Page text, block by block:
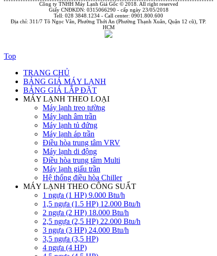
Công ty TNHH Máy Lạnh Giá Gốc © 2018. All right reserved
Giấy CNĐKDN: 0315066290 - cấp ngày 23/05/2018
Tell: 028 3848.1234 - Call center: 0901.800.600
Địa chỉ: 311/7 Tô Ngọc Vân, Phường Thới An (Phường Thạnh Xuân, Quận 12 cũ), TP.
HCM
Top
TRANG CHỦ
BẢNG GIÁ MÁY LẠNH
BẢNG GIÁ LẮP ĐẶT
MÁY LẠNH THEO LOẠI
Máy lạnh treo tường
Máy lạnh âm trần
Máy lạnh tủ đứng
Máy lạnh áp trần
Điều hòa trung tâm VRV
Máy lạnh di động
Điều hòa trung tâm Multi
Máy lạnh giấu trần
Hệ thống điều hòa Chiller
MÁY LẠNH THEO CÔNG SUẤT
1 ngựa (1 HP) 9.000 Btu/h
1,5 ngựa (1.5 HP) 12.000 Btu/h
2 ngựa (2 HP) 18.000 Btu/h
2,5 ngựa (2,5 HP) 22.000 Btu/h
3 ngựa (3 HP) 24.000 Btu/h
3,5 ngựa (3,5 HP)
4 ngựa (4 HP)